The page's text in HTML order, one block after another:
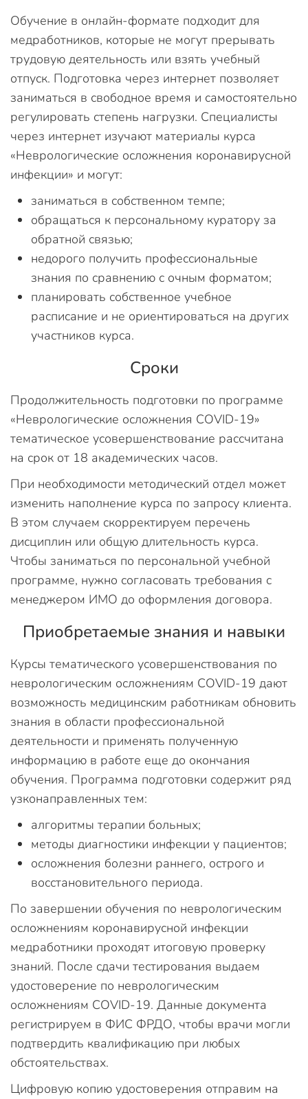
Обучение в онлайн-формате подходит для
медработников, которые не могут прерывать
трудовую деятельность или взять учебный
отпуск. Подготовка через интернет позволяет
заниматься в свободное время и самостоятельно
регулировать степень нагрузки. Специалисты
через интернет изучают материалы курса
«Неврологические осложнения коронавирусной
инфекции» и могут:
заниматься в собственном темпе;
обращаться к персональному куратору за
обратной связью;
недорого получить профессиональные
знания по сравнению с очным форматом;
планировать собственное учебное
расписание и не ориентироваться на других
участников курса.
Сроки
Продолжительность подготовки по программе
«Неврологические осложнения COVID-19»
тематическое усовершенствование рассчитана
на срок от 18 академических часов.
При необходимости методический отдел может
изменить наполнение курса по запросу клиента.
В этом случаем скорректируем перечень
дисциплин или общую длительность курса.
Чтобы заниматься по персональной учебной
программе, нужно согласовать требования с
менеджером ИМО до оформления договора.
Приобретаемые знания и навыки
Курсы тематического усовершенствования по
неврологическим осложнениям COVID-19 дают
возможность медицинским работникам обновить
знания в области профессиональной
деятельности и применять полученную
информацию в работе еще до окончания
обучения. Программа подготовки содержит ряд
узконаправленных тем:
алгоритмы терапии больных;
методы диагностики инфекции у пациентов;
осложнения болезни раннего, острого и
восстановительного периода.
По завершении обучения по неврологическим
осложнениям коронавирусной инфекции
медработники проходят итоговую проверку
знаний. После сдачи тестирования выдаем
удостоверение по неврологическим
осложнениям COVID-19. Данные документа
регистрируем в ФИС ФРДО, чтобы врачи могли
подтвердить квалификацию при любых
обстоятельствах.
Цифровую копию удостоверения отправим на